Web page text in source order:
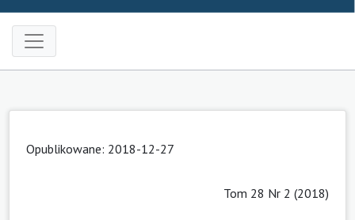
Opublikowane: 2018-12-27
Tom 28 Nr 2 (2018)